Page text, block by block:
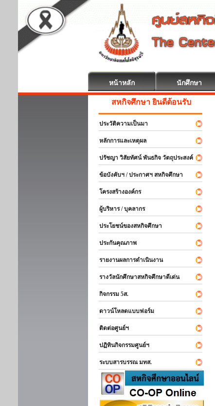
หน้าหลัก นักศึกษา
สหกิจศึกษา ยินดีต้อนรับ
ประวัติความเป็นมา
หลักการและเหตุผล
ปรัชญา วิสัยทัศน์ พันธกิจ วัตถุประสงค์
ข้อบังคับฯ / ประกาศฯ สหกิจศึกษา
โครงสร้างองค์กร
ผู้บริหาร / บุคลากร
ประโยชน์ของสหกิจศึกษา
ประกันคุณภาพ
รายงานผลการดำเนินงาน
รางวัลนักศึกษาสหกิจศึกษาดีเด่น
กิจกรรม 5ส.
ดาวน์โหลดแบบฟอร์ม
ติดต่อศูนย์ฯ
ปฏิทินกิจกรรมศูนย์ฯ
ระบบสารบรรณ มทส.